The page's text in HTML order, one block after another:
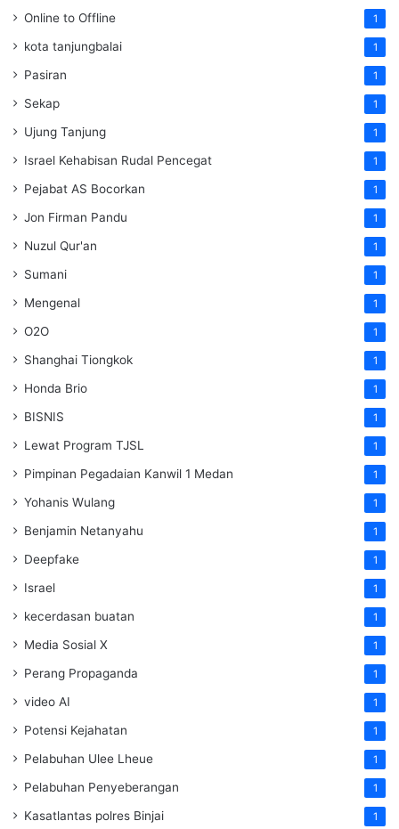
Online to Offline 1
kota tanjungbalai 1
Pasiran 1
Sekap 1
Ujung Tanjung 1
Israel Kehabisan Rudal Pencegat 1
Pejabat AS Bocorkan 1
Jon Firman Pandu 1
Nuzul Qur'an 1
Sumani 1
Mengenal 1
O2O 1
Shanghai Tiongkok 1
Honda Brio 1
BISNIS 1
Lewat Program TJSL 1
Pimpinan Pegadaian Kanwil 1 Medan 1
Yohanis Wulang 1
Benjamin Netanyahu 1
Deepfake 1
Israel 1
kecerdasan buatan 1
Media Sosial X 1
Perang Propaganda 1
video AI 1
Potensi Kejahatan 1
Pelabuhan Ulee Lheue 1
Pelabuhan Penyeberangan 1
Kasatlantas polres Binjai 1